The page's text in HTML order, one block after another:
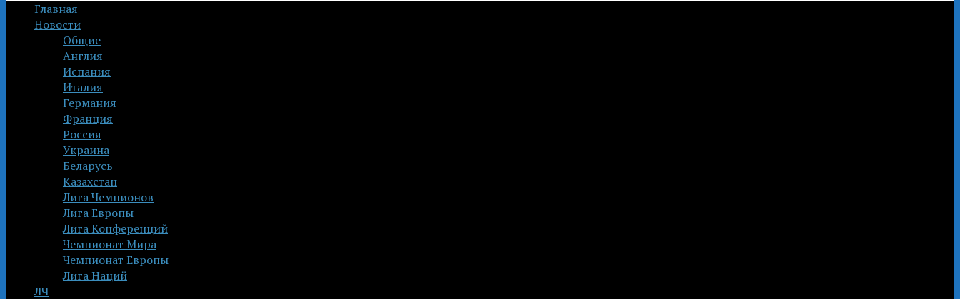
Главная
Новости
Общие
Англия
Испания
Италия
Германия
Франция
Россия
Украина
Беларусь
Казахстан
Лига Чемпионов
Лига Европы
Лига Конференций
Чемпионат Мира
Чемпионат Европы
Лига Наций
ЛЧ